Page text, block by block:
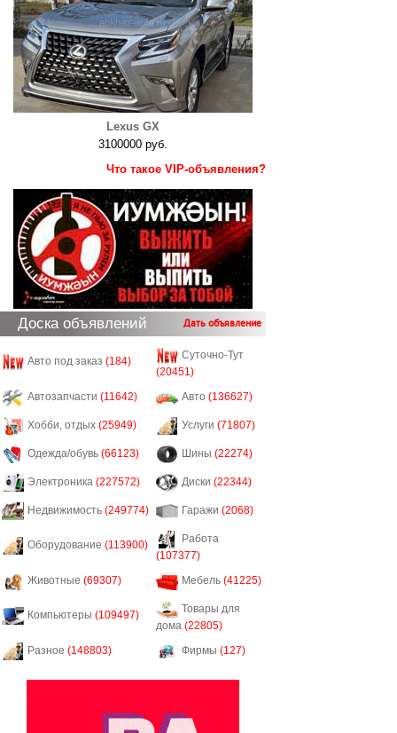
Lexus GX
3100000 руб.
Что такое VIP-объявления?
Доска объявлений Дать объявление
Авто под заказ (184)
Суточно-Тут
(20451)
Автозапчасти (11642) Авто (136627)
Хобби, отдых (25949) Услуги (71807)
Одежда/обувь (66123) Шины (22274)
Электроника (227572) Диски (22344)
Недвижимость (249774) Гаражи (2068)
Оборудование (113900)
Работа
(107377)
Животные (69307) Мебель (41225)
Компьютеры (109497)
Товары для
дома (22805)
Разное (148803) Фирмы (127)